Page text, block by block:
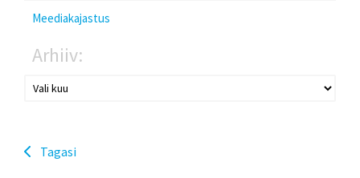
Meediakajastus
Arhiiv:
Tagasi